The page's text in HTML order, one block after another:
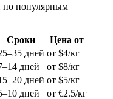
по популярным
Сроки
Цена от
дней от $4/кг
дней
от $8/кг
дней от $5/кг
дней от €2.5/кг